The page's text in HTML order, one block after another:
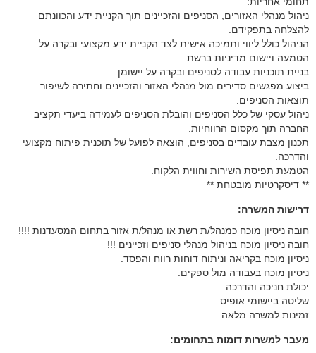
ניהול מנהלי האזורים, הסניפים והזכיינים תוך הקניית ידע והכוונתם
להצלחה בתפקידם.
הניהול כולל ליווי ותמיכה אישית לצד הקניית ידע מקצועי ובקרה על
הטמעה ויישום מדיניות ברשת.
בניית תוכניות עבודה לסניפים ובקרה על יישומן.
ביצוע מפגשים סדירים מול מנהלי האזור והזכיינים וחתירה לשיפור
תוצאות הסניפים.
ניהול עסקי של כלל הסניפים והובלת הסניפים לעמידה ביעדי תקציב
החברה תוך מקסום הרווחיות.
תכנון מצבת עובדים בסניפים, הוצאה לפועל של תוכנית פיתוח מקצועי
והדרכה.
הטמעת תפיסת השירות וחווית הלקוח.
** דיסקרטיות מובטחת **
דרישות המשרה:
חובה ניסיון מוכח כמנהל/ת רשת או מנהל/ת אזור בתחום המסעדנות !!!!
חובה ניסיון מוכח בניהול מנהלי סניפים וזכיינים !!!
ניסיון מוכח בקריאה וניתוח דוחות רווח והפסד.
ניסיון מוכח בעבודה מול ספקים.
יכולת חניכה והדרכה.
שליטה ביישומי אופיס.
זמינות למשרה מלאה.
מעבר למשרות דומות בתחומים: